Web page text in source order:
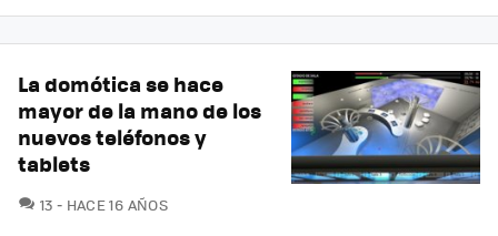
La domótica se hace
mayor de la mano de los
nuevos teléfonos y
tablets
13 COMENTARIOS
HACE 16 AÑOS